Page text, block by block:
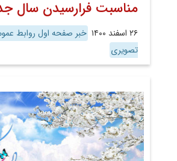
مناسبت فرارسیدن سال
۲۶ اسفند ۱۴۰۰ خبر صفحه اول روابط
تصویری